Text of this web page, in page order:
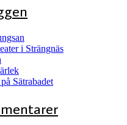
i Strängnäs
Sätrabadet